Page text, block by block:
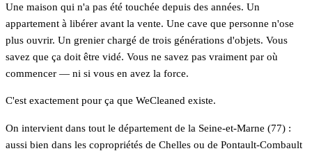
Une maison qui n'a pas été touchée depuis des années. Un
appartement à libérer avant la vente. Une cave que personne n'ose
plus ouvrir. Un grenier chargé de trois générations d'objets. Vous
savez que ça doit être vidé. Vous ne savez pas vraiment par où
commencer — ni si vous en avez la force.
C'est exactement pour ça que WeCleaned existe.
On intervient dans tout le département de la Seine-et-Marne (77) :
aussi bien dans les copropriétés de Chelles ou de Pontault-Combault